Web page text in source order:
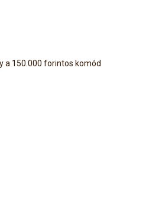
a 150.000 forintos komód